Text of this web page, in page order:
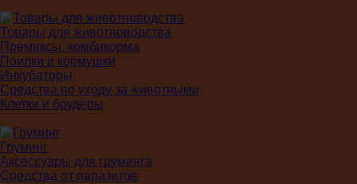
Товары для животноводства
Премиксы, комбикорма
Поилки и кормушки
Инкубаторы
Средства по уходу за животными
Клетки и брудеры
Груминг
Аксессуары для груминга
Средства от паразитов